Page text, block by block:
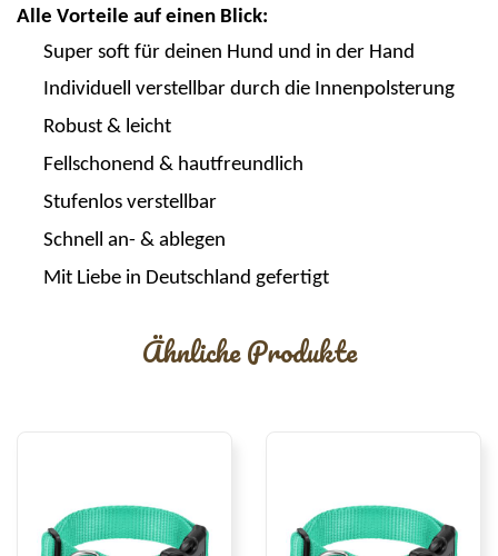
Alle Vorteile auf einen Blick:
Super soft für deinen Hund und in der Hand
Individuell verstellbar durch die Innenpolsterung
Robust & leicht
Fellschonend & hautfreundlich
Stufenlos verstellbar
Schnell an- & ablegen
Mit Liebe in Deutschland gefertigt
Ähnliche Produkte